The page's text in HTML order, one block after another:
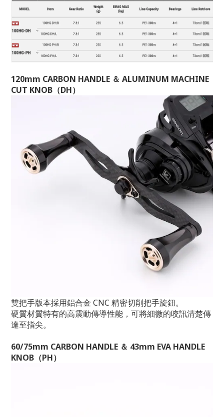
120mm CARBON HANDLE ＆ ALUMINUM MACHINE
CUT KNOB（DH）
雙把手版本採用鋁合金 CNC 精密切削把手旋鈕。
硬質材質特有的高震動傳導性能，可將細微的咬訊清楚傳
達至指尖。
60/75mm CARBON HANDLE ＆ 43mm EVA HANDLE
KNOB（PH）